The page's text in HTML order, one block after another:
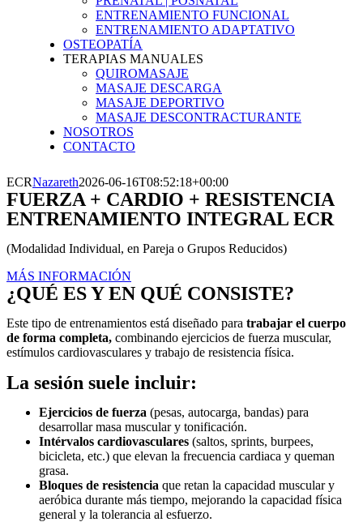
ENTRENAMIENTO FUNCIONAL
ENTRENAMIENTO ADAPTATIVO
OSTEOPATÍA
TERAPIAS MANUALES
QUIROMASAJE
MASAJE DESCARGA
MASAJE DEPORTIVO
MASAJE DESCONTRACTURANTE
NOSOTROS
CONTACTO
ECRNazareth2026-06-16T08:52:18+00:00
FUERZA + CARDIO + RESISTENCIA
ENTRENAMIENTO INTEGRAL ECR
(Modalidad Individual, en Pareja o Grupos Reducidos)
MÁS INFORMACIÓN
¿QUÉ ES Y EN QUÉ CONSISTE?
Este tipo de entrenamientos está diseñado para trabajar el cuerpo
de forma completa, combinando ejercicios de fuerza muscular,
estímulos cardiovasculares y trabajo de resistencia física.
La sesión suele incluir:
Ejercicios de fuerza (pesas, autocarga, bandas) para
desarrollar masa muscular y tonificación.
Intérvalos cardiovasculares (saltos, sprints, burpees,
bicicleta, etc.) que elevan la frecuencia cardiaca y queman
grasa.
Bloques de resistencia que retan la capacidad muscular y
aeróbica durante más tiempo, mejorando la capacidad física
general y la tolerancia al esfuerzo.